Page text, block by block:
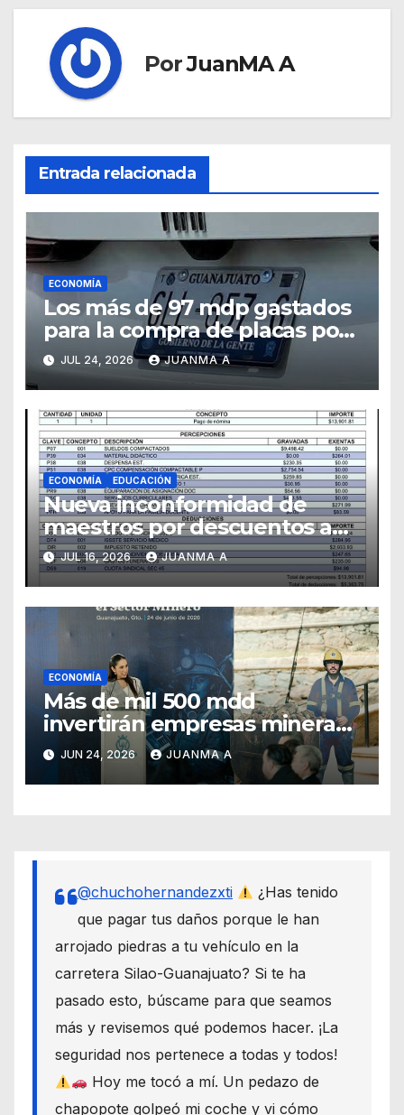
PorJuanMA A
Entrada relacionada
ECONOMÍA
Los más de 97 mdp gastados
para la compra de placas por
el Estado pudieron ejercerse
a otras prioridades
JUL 24, 2026 JUANMA A
ECONOMÍA EDUCACIÓN
Nueva inconformidad de
maestros por descuentos a
sus sueldos
JUL 16, 2026 JUANMA A
ECONOMÍA
Más de mil 500 mdd
invertirán empresas mineras
en Guanajuato
JUN 24, 2026 JUANMA A
@chuchohernandezxti
¿Has tenido
que pagar tus daños porque le han
arrojado piedras a tu vehículo en la
carretera Silao-Guanajuato? Si te ha
pasado esto, búscame para que seamos
más y revisemos qué podemos hacer. ¡La
seguridad nos pertenece a todas y todos!
Hoy me tocó a mí. Un pedazo de
chapopote golpeó mi coche y vi cómo